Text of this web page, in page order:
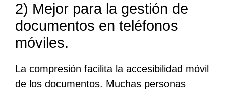
2) Mejor para la gestión de
documentos en teléfonos
móviles.
La compresión facilita la accesibilidad móvil
de los documentos. Muchas personas